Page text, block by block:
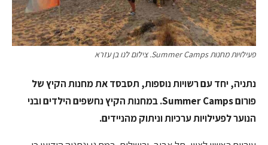
פעילויות מחנות Summer Camps. צילום לנו בן עזרא
נתניה, יחד עם רשויות נוספות, תסבסד את מחנות הקיץ של
פורום Summer Camps. במחנות הקיץ נחשפים הילדים ובני
הנוער לפעילויות ערכיות וניתוק מהניידים.